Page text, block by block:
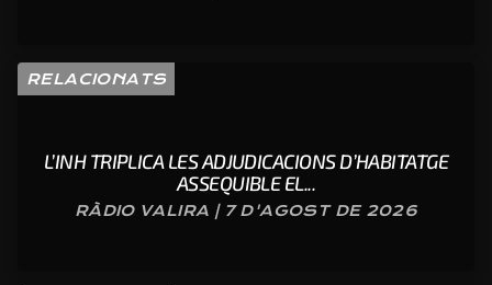
RELACIONATS
L’INH TRIPLICA LES ADJUDICACIONS D’HABITATGE
ASSEQUIBLE EL...
RÀDIO VALIRA | 7 D'AGOST DE 2026